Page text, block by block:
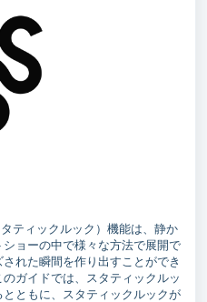
ティックルック）機能は、静か
ョーの中で様々な方法で展開で
れた瞬間を作り出すことができ
ガイドでは、スタティックルッ
ともに、スタティックルックが